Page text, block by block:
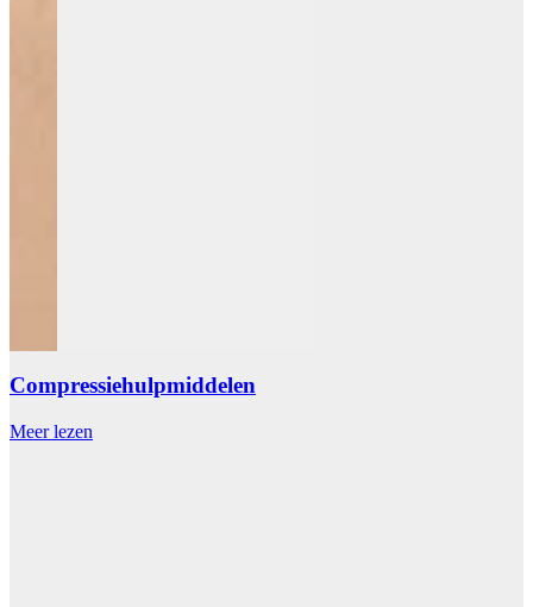
Compressiehulpmiddelen
Meer lezen